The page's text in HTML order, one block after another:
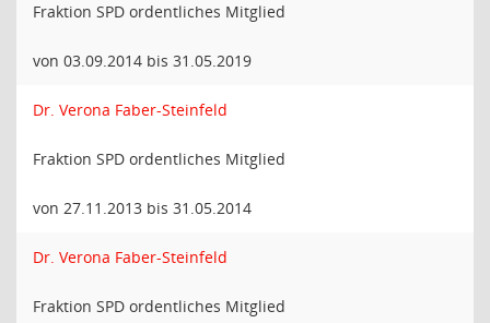
Fraktion SPD ordentliches Mitglied
von 03.09.2014 bis 31.05.2019
Dr. Verona Faber-Steinfeld
Fraktion SPD ordentliches Mitglied
von 27.11.2013 bis 31.05.2014
Dr. Verona Faber-Steinfeld
Fraktion SPD ordentliches Mitglied